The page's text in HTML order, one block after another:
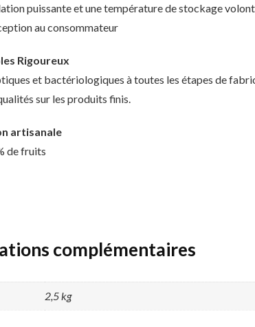
puissante et une température de stockage
au consommateur
Rigoureux
et bactériologiques à toutes les étapes de
sur les produits finis.
artisanale
de fruits
complémentaires
2,5 kg